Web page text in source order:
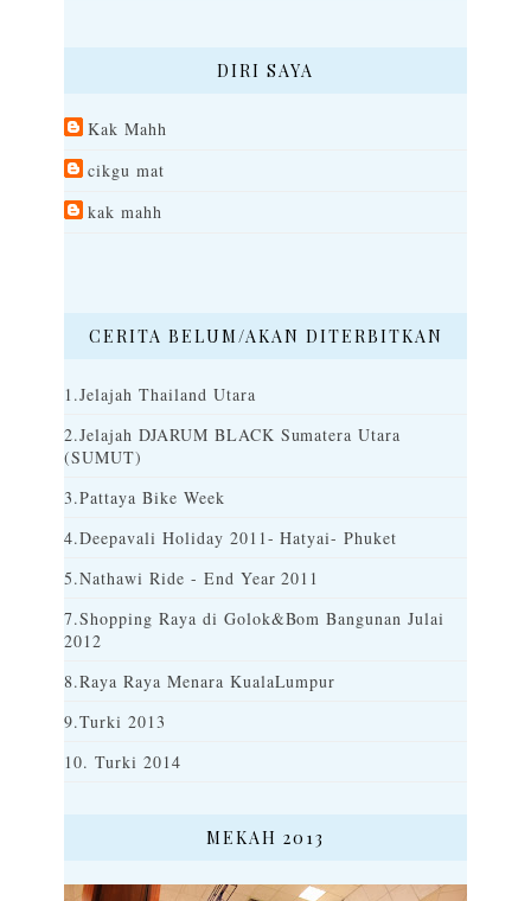
DIRI SAYA
Kak Mahh
cikgu mat
kak mahh
CERITA BELUM/AKAN DITERBITKAN
1.Jelajah Thailand Utara
2.Jelajah DJARUM BLACK Sumatera Utara
(SUMUT)
3.Pattaya Bike Week
4.Deepavali Holiday 2011- Hatyai- Phuket
5.Nathawi Ride - End Year 2011
7.Shopping Raya di Golok&Bom Bangunan Julai
2012
8.Raya Raya Menara KualaLumpur
9.Turki 2013
10. Turki 2014
MEKAH 2013